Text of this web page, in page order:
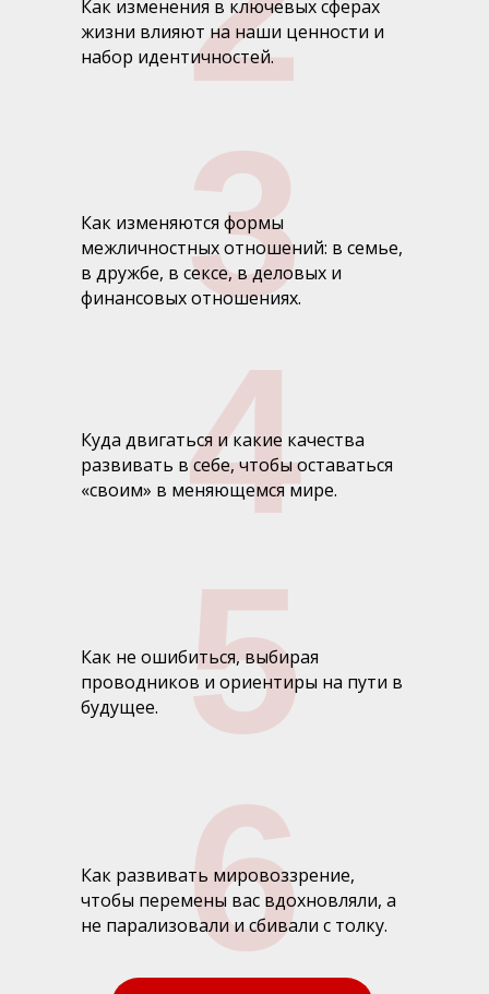
6
5
4
3
Как изменения в ключевых сферах
жизни влияют на наши ценности и
набор идентичностей.
Как изменяются формы
межличностных отношений: в семье,
в дружбе, в сексе, в деловых и
финансовых отношениях.
Куда двигаться и какие качества
развивать в себе, чтобы оставаться
«своим» в меняющемся мире.
Как не ошибиться, выбирая
проводников и ориентиры на пути в
будущее.
Как развивать мировоззрение,
чтобы перемены вас вдохновляли, а
не парализовали и сбивали с толку.